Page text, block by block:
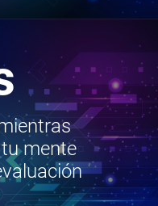
mente